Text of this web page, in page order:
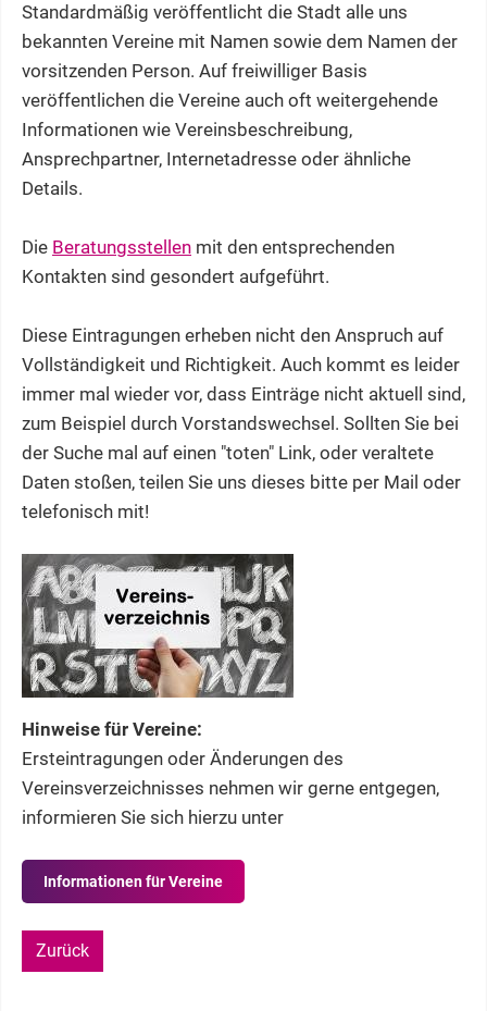
Standardmäßig veröffentlicht die Stadt alle uns
bekannten Vereine mit Namen sowie dem Namen der
vorsitzenden Person. Auf freiwilliger Basis
veröffentlichen die Vereine auch oft weitergehende
Informationen wie Vereinsbeschreibung,
Ansprechpartner, Internetadresse oder ähnliche
Details.
Die Beratungsstellen mit den entsprechenden
Kontakten sind gesondert aufgeführt.
Diese Eintragungen erheben nicht den Anspruch auf
Vollständigkeit und Richtigkeit. Auch kommt es leider
immer mal wieder vor, dass Einträge nicht aktuell sind,
zum Beispiel durch Vorstandswechsel. Sollten Sie bei
der Suche mal auf einen "toten" Link, oder veraltete
Daten stoßen, teilen Sie uns dieses bitte per Mail oder
telefonisch mit!
Hinweise für Vereine:
Ersteintragungen oder Änderungen des
Vereinsverzeichnisses nehmen wir gerne entgegen,
informieren Sie sich hierzu unter
Informationen für Vereine
Zurück